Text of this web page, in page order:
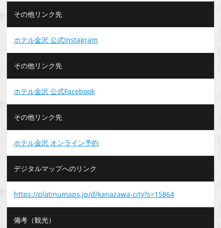
その他リンク先
ホテル金沢 公式Instagram
その他リンク先
ホテル金沢 公式Facebook
その他リンク先
ホテル金沢 オンライン予約
デジタルマップへのリンク
https://platinumaps.jp/d/kanazawa-city?s=15864
備考（観光）